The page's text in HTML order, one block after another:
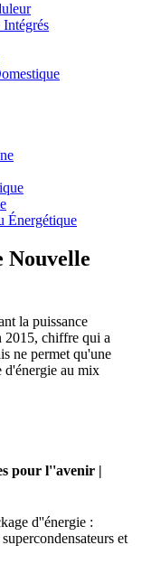
Énergétique
Nouvelle
la puissance
2015, chiffre qui a
ne permet qu'une
d'énergie au mix
pour l''avenir |
d''énergie :
et